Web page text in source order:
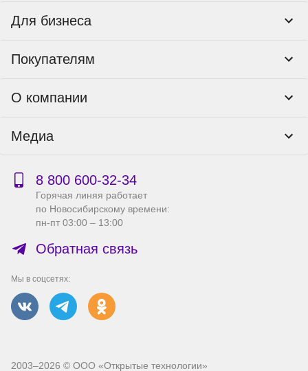
Для бизнеса
Тендеры и гос закупки
Покупателям
Пункты выдачи
Доставка
Гарантия и возврат
Бонусная программа
Сервисный центр
Справка по работе с e2e4 ID
О компании
Реквизиты
Публичная оферта
Правила продажи на сайте
Производители
Вакансии
Медиа
Новости
Акции
8 800 600‑32‑34
Горячая линяя работает
по Новосибирскому времени:
пн-пт 03:00 – 13:00
Обратная связь
Мы в соцсетях:
2003–2026 © ООО «Открытые технологии»